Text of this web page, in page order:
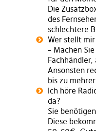
Die
des
schlechtere
Wer stellt
– Machen
Fachhändler,
Ansonsten
bis zu
Ich höre
da?
Sie
Diese